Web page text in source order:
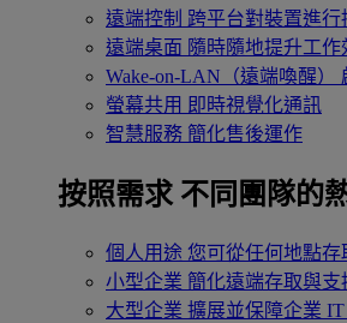
遠端控制 跨平台對裝置進行
遠端桌面 隨時隨地提升工作
Wake-on-LAN（遠端喚醒）
螢幕共用 即時視覺化通訊
智慧服務 簡化售後運作
按照需求 不同團隊的
個人用途 您可從任何地點存
小型企業 簡化遠端存取與支
大型企業 擴展並保障企業